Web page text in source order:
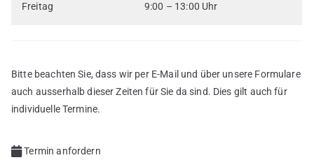
Freitag 9:00 – 13:00 Uhr
Bitte beachten Sie, dass wir per E-Mail und über unsere Formulare
auch ausserhalb dieser Zeiten für Sie da sind. Dies gilt auch für
individuelle Termine.
Termin anfordern